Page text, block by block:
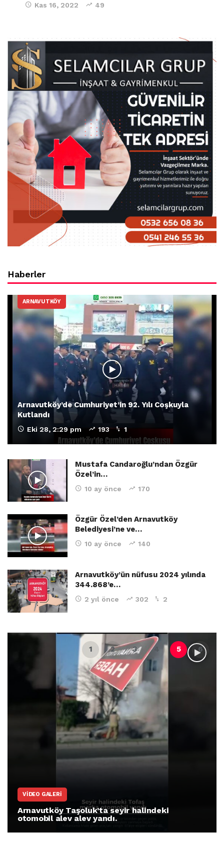
Kas 16, 2022 49
Haberler
ARNAVUTKÖY
Arnavutköy’de Cumhuriyet’in 92. Yılı Coşkuyla
Kutlandı
Eki 28, 2:29 pm 193 1
Mustafa Candaroğlu’ndan Özgür
Özel’in…
10 ay önce 170
Özgür Özel’den Arnavutköy
Belediyesi’ne ve…
10 ay önce 140
Arnavutköy’ün nüfusu 2024 yılında
344.868’e…
2 yıl önce 302 2
VIDEO GALERI
Arnavutköy Taşoluk’ta seyir halindeki
otomobil alev alev yandı.